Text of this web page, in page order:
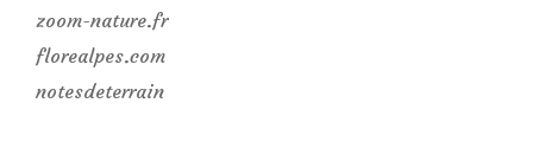
zoom-nature.fr
florealpes.com
notesdeterrain